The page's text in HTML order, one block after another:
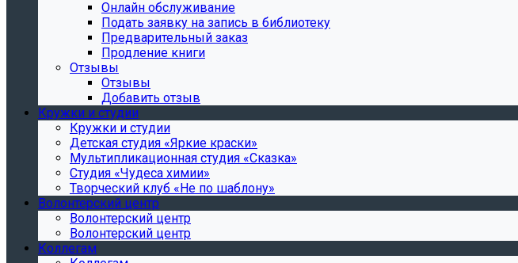
Онлайн обслуживание
Подать заявку на запись в библиотеку
Предварительный заказ
Продление книги
Отзывы
Отзывы
Добавить отзыв
Кружки и студии
Кружки и студии
Детская студия «Яркие краски»
Мультипликационная студия «Сказка»
Студия «Чудеса химии»
Творческий клуб «Не по шаблону»
Волонтерский центр
Волонтерский центр
Волонтерский центр
Коллегам